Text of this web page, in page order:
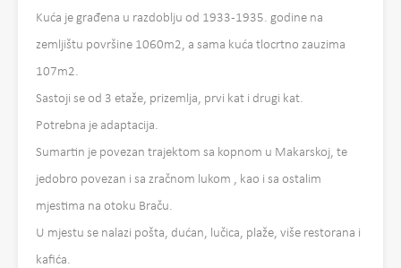
Kuća je građena u razdoblju od 1933-1935. godine na
zemljištu površine 1060m2, a sama kuća tlocrtno zauzima
107m2.
Sastoji se od 3 etaže, prizemlja, prvi kat i drugi kat.
Potrebna je adaptacija.
Sumartin je povezan trajektom sa kopnom u Makarskoj, te
jedobro povezan i sa zračnom lukom , kao i sa ostalim
mjestima na otoku Braču.
U mjestu se nalazi pošta, dućan, lučica, plaže, više restorana i
kafića.